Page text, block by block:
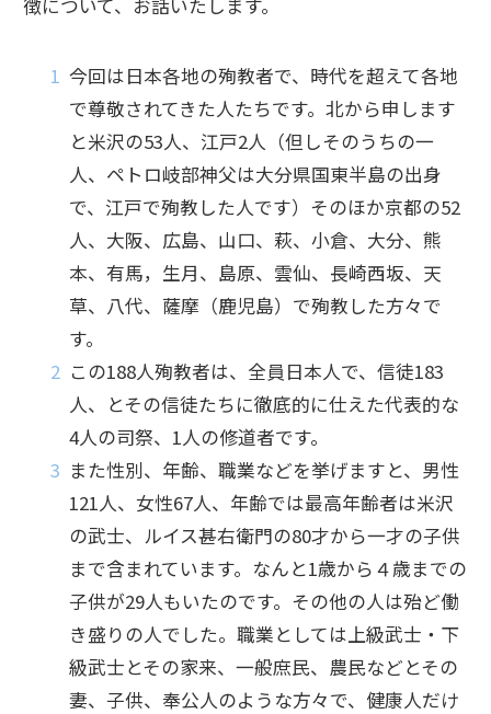
徴について、お話いたします。
今回は日本各地の殉教者で、時代を超えて各地
で尊敬されてきた人たちです。北から申します
と米沢の53人、江戸2人（但しそのうちの一
人、ペトロ岐部神父は大分県国東半島の出身
で、江戸で殉教した人です）そのほか京都の52
人、大阪、広島、山口、萩、小倉、大分、熊
本、有馬，生月、島原、雲仙、長崎西坂、天
草、八代、薩摩（鹿児島）で殉教した方々で
す。
この188人殉教者は、全員日本人で、信徒183
人、とその信徒たちに徹底的に仕えた代表的な
4人の司祭、1人の修道者です。
また性別、年齢、職業などを挙げますと、男性
121人、女性67人、年齢では最高年齢者は米沢
の武士、ルイス甚右衛門の80才から一才の子供
まで含まれています。なんと1歳から４歳までの
子供が29人もいたのです。その他の人は殆ど働
き盛りの人でした。職業としては上級武士・下
級武士とその家来、一般庶民、農民などとその
妻、子供、奉公人のような方々で、健康人だけ